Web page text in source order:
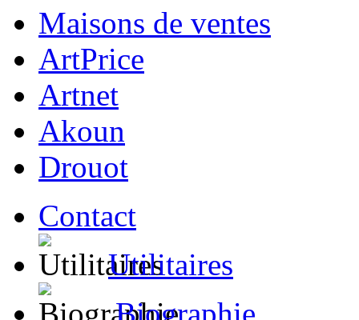
Maisons de ventes
ArtPrice
Artnet
Akoun
Drouot
Contact
Utilitaires
Biographie